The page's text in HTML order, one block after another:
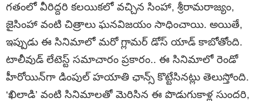
గతంలో వీరిద్దరి కలయికలో వచ్చిన సింహా, శ్రీరామరాజ్యం,
జైసింహా వంటి చిత్రాలు ఘనవిజయం సాధించాయి. అయితే,
ఇప్పుడు ఈ సినిమాలో మరో గ్లామర్ డోస్ యాడ్ కాబోతోంది.
టాలీవుడ్ లేటెస్ట్ సమాచారం ప్రకారం.. ఈ సినిమాలో రెండో
హీరోయిన్‌గా డింపుల్ హయాతి ఛాన్స్ కొట్టేసినట్లు తెలుస్తోంది.
‘ఖిలాడి’ వంటి సినిమాలతో మెరిసిన ఈ పొడుగుకాళ్ల సుందరి,